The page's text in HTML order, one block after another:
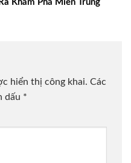
Ra Khám Phá Miền Trung
hiển thị công khai. Các
dấu *